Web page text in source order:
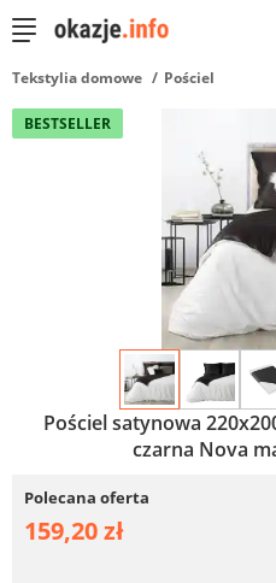
Tekstylia domowe Pościel
BESTSELLER
Pościel satynowa
czarna Nova
Polecana oferta
159,20 zł